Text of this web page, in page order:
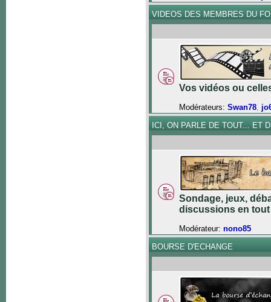
VIDEOS DES MEMBRES DU
Vos vidéos ou
Modérateurs: Swan78,
ICI, ON PARLE DE TOUT... ET
Sondage, jeux,
discussions en
Modérateur: nono85
BOURSE D'ECHANGE